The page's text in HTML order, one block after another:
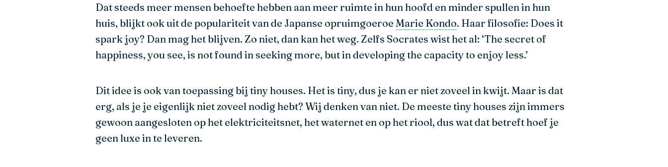
Dat steeds meer mensen behoefte hebben aan meer ruimte in hun hoofd en minder spullen in hun
huis, blijkt ook uit de populariteit van de Japanse opruimgoeroe Marie Kondo. Haar filosofie: Does it
spark joy? Dan mag het blijven. Zo niet, dan kan het weg. Zelfs Socrates wist het al: ‘The secret of
happiness, you see, is not found in seeking more, but in developing the capacity to enjoy less.’
Dit idee is ook van toepassing bij tiny houses. Het is tiny, dus je kan er niet zoveel in kwijt. Maar is dat
erg, als je je eigenlijk niet zoveel nodig hebt? Wij denken van niet. De meeste tiny houses zijn immers
gewoon aangesloten op het elektriciteitsnet, het waternet en op het riool, dus wat dat betreft hoef je
geen luxe in te leveren.